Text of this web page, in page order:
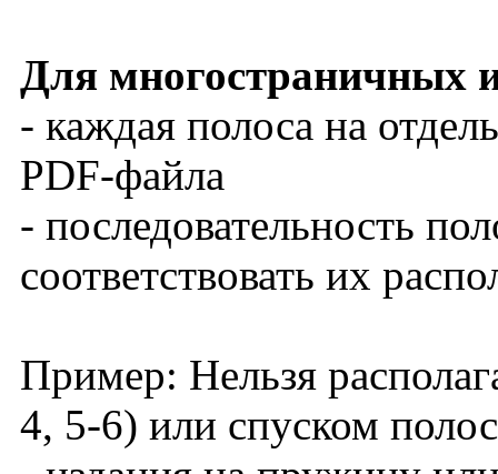
Для многостраничных
- каждая полоса на
PDF-файла
- последовательность
соответствовать их
Пример: Нельзя
4, 5-6) или спуском полос